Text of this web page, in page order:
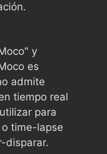
y
es
admite
tiempo real
para
time-lapse
disparar.